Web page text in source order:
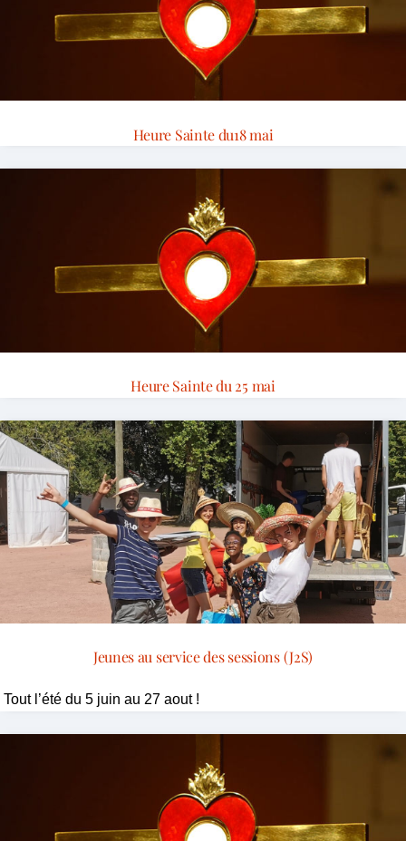
Heure Sainte du18 mai
Heure Sainte du 25 mai
Jeunes au service des sessions (J2S)
Tout l’été du 5 juin au 27 aout !